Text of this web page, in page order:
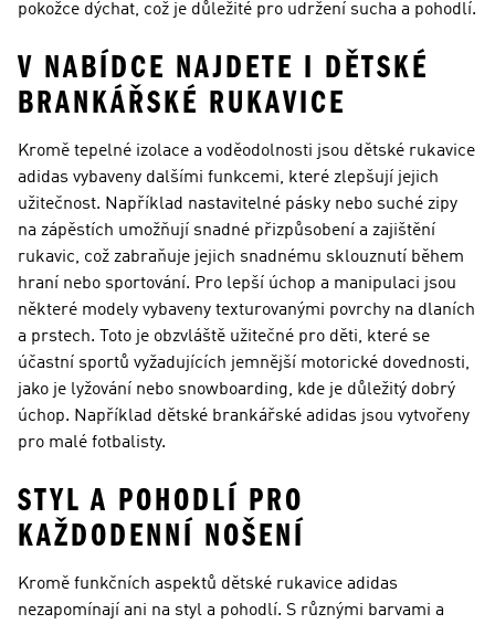
pokožce dýchat, což je důležité pro udržení sucha a pohodlí.
V NABÍDCE NAJDETE I DĚTSKÉ
BRANKÁŘSKÉ RUKAVICE
Kromě tepelné izolace a voděodolnosti jsou dětské rukavice
adidas vybaveny dalšími funkcemi, které zlepšují jejich
užitečnost. Například nastavitelné pásky nebo suché zipy
na zápěstích umožňují snadné přizpůsobení a zajištění
rukavic, což zabraňuje jejich snadnému sklouznutí během
hraní nebo sportování. Pro lepší úchop a manipulaci jsou
některé modely vybaveny texturovanými povrchy na dlaních
a prstech. Toto je obzvláště užitečné pro děti, které se
účastní sportů vyžadujících jemnější motorické dovednosti,
jako je lyžování nebo snowboarding, kde je důležitý dobrý
úchop. Například dětské brankářské adidas jsou vytvořeny
pro malé fotbalisty.
STYL A POHODLÍ PRO
KAŽDODENNÍ NOŠENÍ
Kromě funkčních aspektů dětské rukavice adidas
nezapomínají ani na styl a pohodlí. S různými barvami a